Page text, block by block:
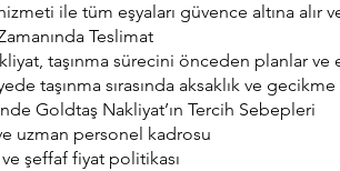
hizmeti ile tüm eşyaları güvence altına
Teslimat
taşınma sürecini önceden planlar ve
taşınma sırasında aksaklık ve
Goldtaş Nakliyat’ın Tercih Sebepleri
uzman personel kadrosu
şeffaf fiyat politikası